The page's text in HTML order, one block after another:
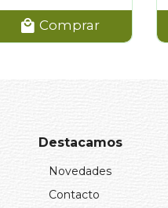
Comprar
Destacamos
Novedades
Contacto